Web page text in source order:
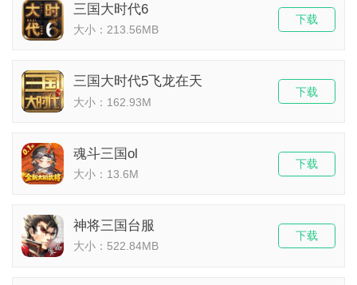
三国大时代6
大小：213.56MB
下载
三国大时代5飞龙在天
大小：162.93M
下载
魂斗三国ol
大小：13.6M
下载
神将三国台服
大小：522.84MB
下载